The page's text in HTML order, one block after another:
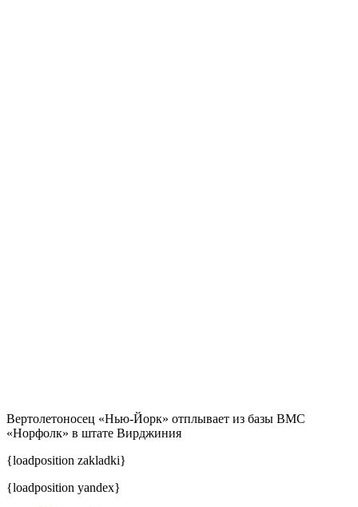
Вертолетоносец «Нью-Йорк» отплывает из базы ВМС
«Норфолк» в штате Вирджиния
{loadposition zakladki}
{loadposition yandex}